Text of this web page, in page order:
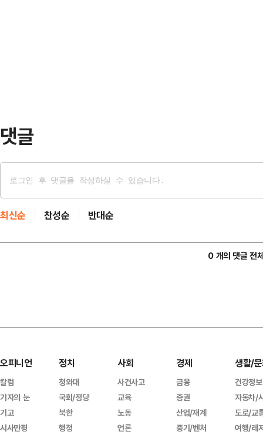
댓글
최신순 찬성순 반대순
0 개의 댓글 전
오피니언
칼럼
기자의 눈
기고
시사만평
정치
청와대
국회/정당
북한
행정
사회
사건사고
교육
노동
언론
경제
금융
증권
산업/재계
중기/벤처
생활/
건강정보
자동차/
도로/교
여행/레